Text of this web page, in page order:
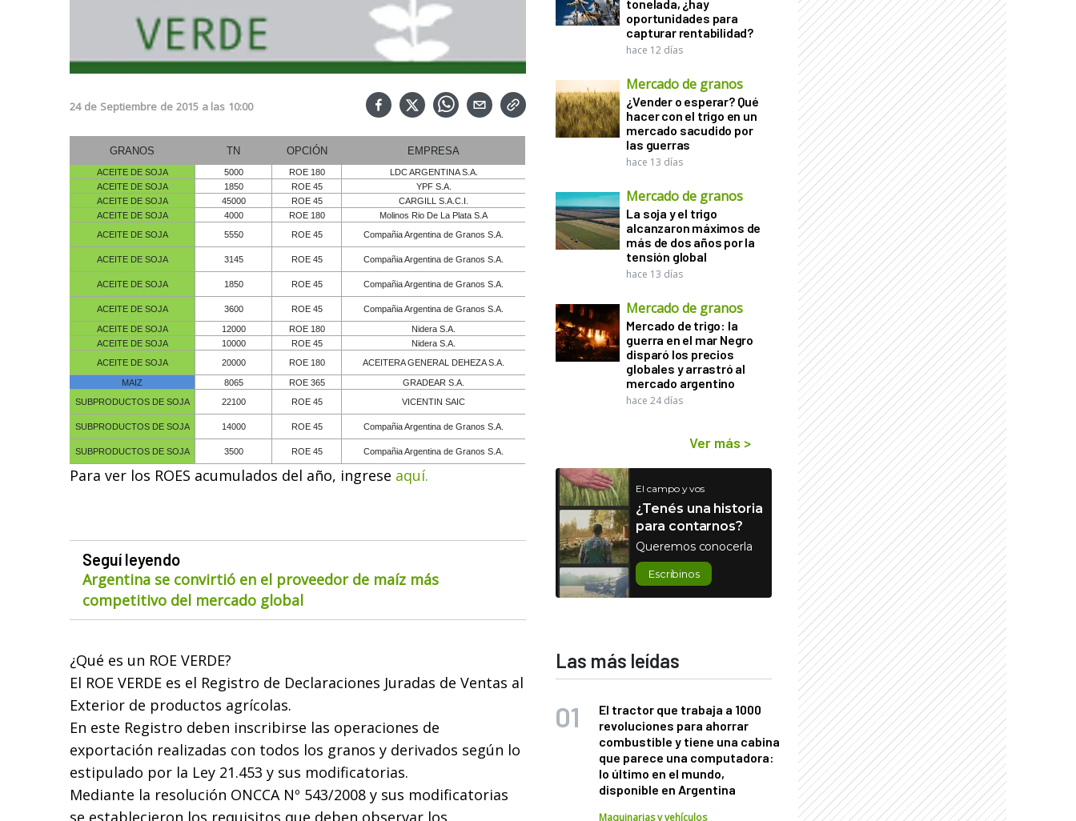
24 de Septiembre de 2015 a las 10:00
GRANOS TN OPCIÓN EMPRESA
ACEITE DE SOJA 5000 ROE 180
LDC ARGENTINA S.A.
ACEITE DE SOJA
1850 ROE 45
YPF S.A.
ACEITE DE SOJA
45000 ROE 45
CARGILL S.A.C.I.
ACEITE DE SOJA
4000 ROE 180
Molinos Rio De La Plata S.A
ACEITE DE SOJA
5550 ROE 45 Compañia Argentina de Granos S.A.
ACEITE DE SOJA 3145 ROE 45 Compañia Argentina de Granos S.A.
ACEITE DE SOJA 1850 ROE 45 Compañia Argentina de Granos S.A.
ACEITE DE SOJA 3600 ROE 45 Compañia Argentina de Granos S.A.
ACEITE DE SOJA 12000 ROE 180
Nidera S.A.
ACEITE DE SOJA
10000 ROE 45
Nidera S.A.
ACEITE DE SOJA
20000 ROE 180 ACEITERA GENERAL DEHEZA S.A.
MAIZ 8065 ROE 365
GRADEAR S.A.
SUBPRODUCTOS DE SOJA
22100 ROE 45 VICENTIN SAIC
SUBPRODUCTOS DE SOJA 14000 ROE 45 Compañia Argentina de Granos S.A.
SUBPRODUCTOS DE SOJA 3500 ROE 45 Compañia Argentina de Granos S.A.
Para ver los ROES acumulados del año, ingrese aquí.
Seguí leyendo
Argentina se convirtió en el proveedor de maíz más
competitivo del mercado global
¿Qué es un ROE VERDE?
El ROE VERDE es el Registro de Declaraciones Juradas de Ventas al
Exterior de productos agrícolas.
En este Registro deben inscribirse las operaciones de
exportación realizadas con todos los granos y derivados según lo
estipulado por la Ley 21.453 y sus modificatorias.
Mediante la resolución ONCCA Nº 543/2008 y sus modificatorias
se establecieron los requisitos que deben observar los
tonelada, ¿hay
oportunidades para
capturar rentabilidad?
hace 12 días
Mercado de granos
¿Vender o esperar? Qué
hacer con el trigo en un
mercado sacudido por
las guerras
hace 13 días
Mercado de granos
La soja y el trigo
alcanzaron máximos de
más de dos años por la
tensión global
hace 13 días
Mercado de granos
Mercado de trigo: la
guerra en el mar Negro
disparó los precios
globales y arrastró al
mercado argentino
hace 24 días
Ver más >
El campo y vos
¿Tenés una historia
para contarnos?
Queremos conocerla
Escribinos
Las más leídas
El tractor que trabaja a 1000
revoluciones para ahorrar
combustible y tiene una cabina
que parece una computadora:
lo último en el mundo,
disponible en Argentina
Maquinarias y vehículos